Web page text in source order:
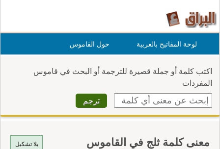
لوحة المفاتيح بالعربية حول القاموس
اكتب كلمة أو جملة قصيرة للترجمة أو البحث في قاموس
المفردات
بلا تشكيل معنى كلمة ثلج في القاموس